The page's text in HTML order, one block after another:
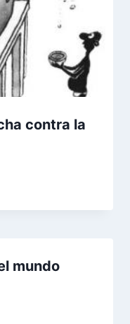
contra la
mundo